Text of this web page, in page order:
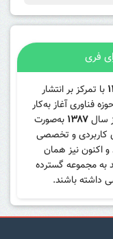
فری
با تمرکز بر انتشار
فناوری آغاز به‌کار
سال۱۳۸۷ به‌صورت
کاربردی و تخصصی
و اکنون نیز همان
به مجموعه گسترده
داشته باشند.